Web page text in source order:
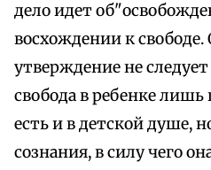
дело идет
восхождении к свободе.
утверждение не
свобода в ребенке
есть и в детской душе,
сознания, в силу чего